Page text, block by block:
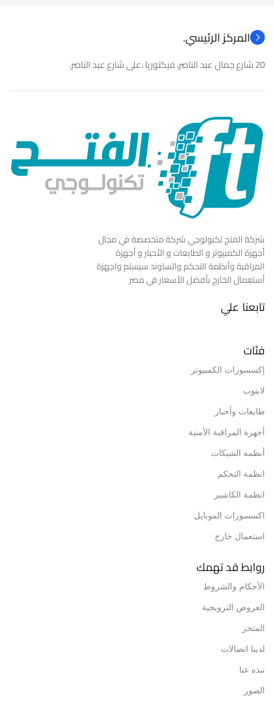
المركز الرئيسي.
20 شارع جمال عبد الناصر، فيكتوريا ،على شارع عبد الناصر.
شركة الفتح تكنولوجي شركة متخصصة في مجال
أجهزة الكمبيوتر و الطابعات و الأحبار و أجهزة
المراقبة وأنظمة التحكم والساوند سيستم واجهزة
أستعمال الخارج بأفضل الأسعار في مصر
تابعنا علي
فئات
إكسسورات الكمبيوتر
لابتوب
طابعات وأحبار
أجهزة المراقبة الأمنية
أنظمة الشبكات
انظمة التحكم
انظمة الكاشير
اكسسورات الموبايل
استعمال خارج
روابط قد تهمك
الأحكام والشروط
العروض الترويجية
المتجر
لدينا اتصالات
نبذه عنا
الصور